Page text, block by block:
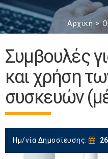
Αρχική
Συμβουλές
και χρήση
συσκευών
Ημ/νία Δημοσίευσης: